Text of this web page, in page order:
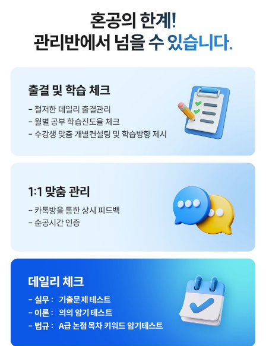
기출문제 테스트
의의 암기 테스트
A급 논점 목차 키워드 암기테스트